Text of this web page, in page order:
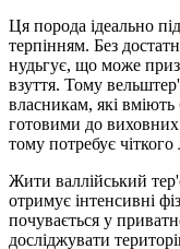
Ця порода ідеально
терпінням. Без
нудьгує, що може
взуття. Тому
власникам, які
готовими до
тому потребує чіткого
Жити валлійський
отримує інтенсивні
почувається у
досліджувати